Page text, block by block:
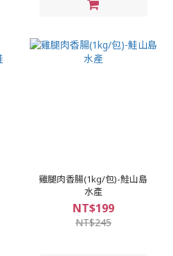
雞腿肉香腸(1kg/包)-鮭山島
水產
NT$199
NT$245